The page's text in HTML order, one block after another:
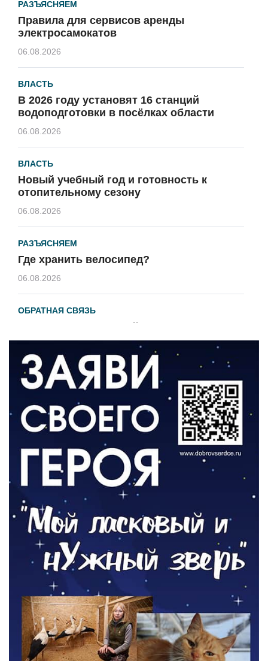
РАЗЪЯСНЯЕМ
Правила для сервисов аренды
электросамокатов
06.08.2026
ВЛАСТЬ
В 2026 году установят 16 станций
водоподготовки в посёлках области
06.08.2026
ВЛАСТЬ
Новый учебный год и готовность к
отопительному сезону
06.08.2026
РАЗЪЯСНЯЕМ
Где хранить велосипед?
06.08.2026
ОБРАТНАЯ СВЯЗЬ
Администрация онлайн
ВЛАСТЬ
День памяти и «Симфония народов»
06.08.2026
Новый настил на экотропе
05.08.2026